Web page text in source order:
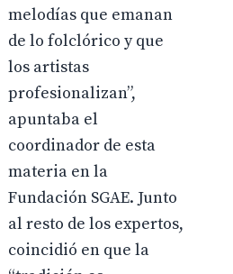
melodías que emanan
de lo folclórico y que
los artistas
profesionalizan”,
apuntaba el
coordinador de esta
materia en la
Fundación SGAE. Junto
al resto de los expertos,
coincidió en que la